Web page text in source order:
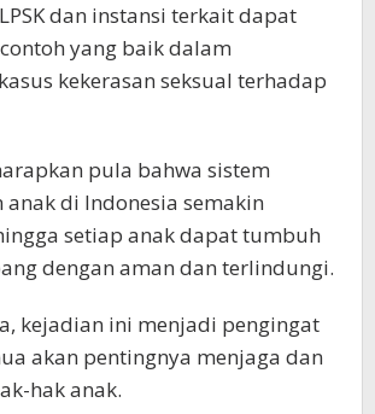
dan instansi terkait dapat
yang baik dalam
kekerasan seksual terhadap
pula bahwa sistem
di Indonesia semakin
setiap anak dapat tumbuh
dengan aman dan terlindungi.
kejadian ini menjadi pengingat
akan pentingnya menjaga dan
hak anak.